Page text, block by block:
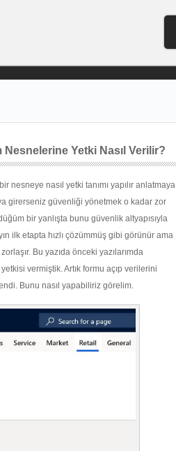
Yetki Nasıl Verilir?
nesneye nasıl yetki tanımı yapılır anlatmaya
girerseniz güvenliği yönetmek o kadar zor
bir yanlışta bunu güvenlik altyapısıyla
ilk etapta hızlı çözümmüş gibi görünür ama
Bu yazıda önceki yazılarımda
vermiştik. Artık formu açıp verilerini
Bunu nasıl yapabiliriz görelim.